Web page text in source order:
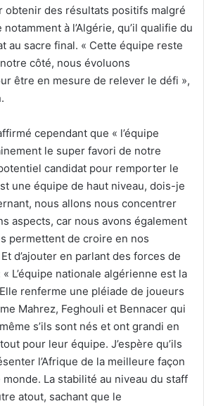
obtenir des résultats positifs malgré
à l’Algérie, qu’il qualifie du
au sacre final. « Cette équipe reste
côté, nous évoluons
être en mesure de relever le défi »,
cependant que « l’équipe
le super favori de notre
candidat pour remporter le
une équipe de haut niveau, dois-je
nous allons nous concentrer
aspects, car nous avons également
permettent de croire en nos
d’ajouter en parlant des forces de
L’équipe nationale algérienne est la
renferme une pléiade de joueurs
Mahrez, Feghouli et Bennacer qui
s’ils sont nés et ont grandi en
pour leur équipe. J’espère qu’ils
l’Afrique de la meilleure façon
La stabilité au niveau du staff
atout, sachant que le